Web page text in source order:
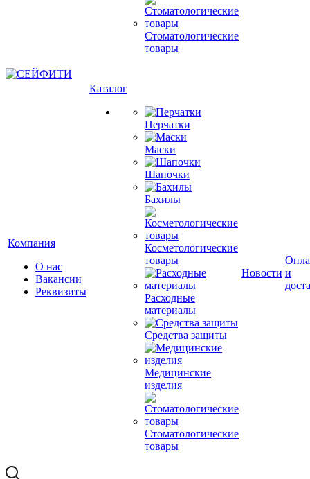
Стоматологические
товары
Компания
О нас
Вакансии
Реквизиты
Каталог
Перчатки
Маски
Шапочки
Бахилы
Косметологические
товары
Расходные
материалы
Средства защиты
Медицинские
изделия
Стоматологические
товары
Новости и